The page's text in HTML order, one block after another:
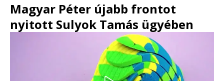
Magyar Péter újabb frontot
nyitott Sulyok Tamás ügyében